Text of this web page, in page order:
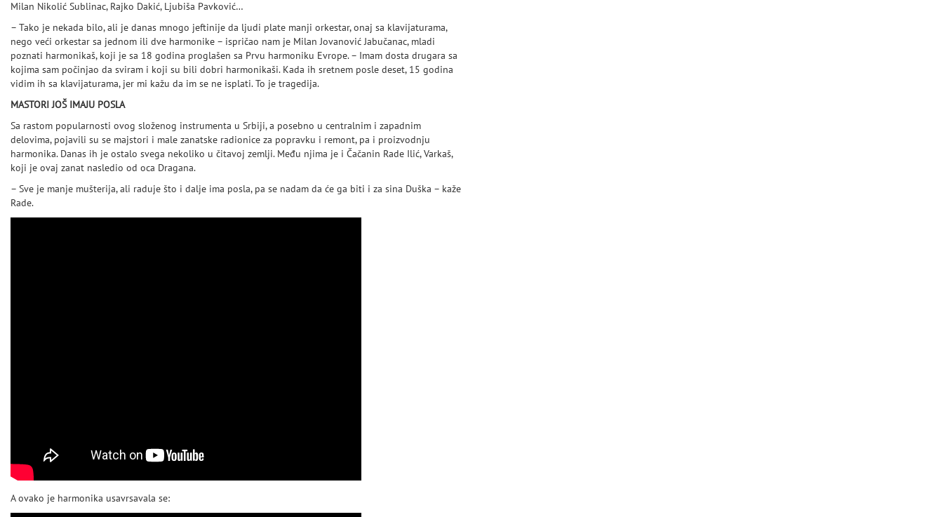
Milan Nikolić Sublinac, Rajko Dakić, Ljubiša Pavković…
– Tako je nekada bilo, ali je danas mnogo jeftinije da ljudi plate manji orkestar, onaj sa klavijaturama,
nego veći orkestar sa jednom ili dve harmonike – ispričao nam je Milan Jovanović Jabučanac, mladi
poznati harmonikaš, koji je sa 18 godina proglašen sa Prvu harmoniku Evrope. – Imam dosta drugara sa
kojima sam počinjao da sviram i koji su bili dobri harmonikaši. Kada ih sretnem posle deset, 15 godina
vidim ih sa klavijaturama, jer mi kažu da im se ne isplati. To je tragedija.
MASTORI JOŠ IMAJU POSLA
Sa rastom popularnosti ovog složenog instrumenta u Srbiji, a posebno u centralnim i zapadnim
delovima, pojavili su se majstori i male zanatske radionice za popravku i remont, pa i proizvodnju
harmonika. Danas ih je ostalo svega nekoliko u čitavoj zemlji. Među njima je i Čačanin Rade Ilić, Varkaš,
koji je ovaj zanat nasledio od oca Dragana.
– Sve je manje mušterija, ali raduje što i dalje ima posla, pa se nadam da će ga biti i za sina Duška – kaže
Rade.
A ovako je harmonika usavrsavala se: